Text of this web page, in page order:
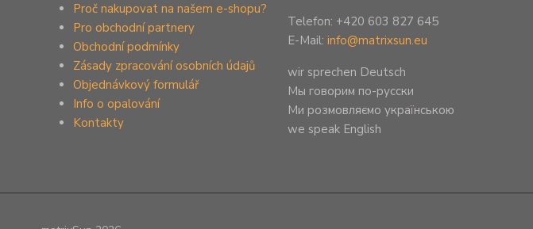
Proč nakupovat na našem e-shopu?
Pro obchodní partnery
Obchodní podmínky
Zásady zpracování osobních údajů
Objednávkový formulář
Info o opalování
Kontakty
Telefon: +420 603 827 645
E-Mail: info@matrixsun.eu
wir sprechen Deutsch
Mы говорим по-русски
Ми розмовляємо українською
we speak English